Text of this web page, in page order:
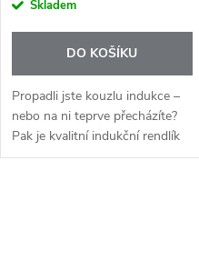
Skladem
DO KOŠÍKU
Propadli jste kouzlu indukce –
nebo na ni teprve přecházíte?
Pak je kvalitní indukční rendlík
nezbytností. Nádobí určené pro